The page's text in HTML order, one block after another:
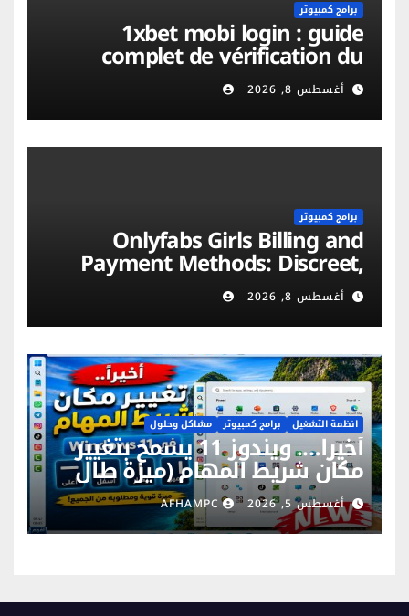
برامج كمبيوتر
1xbet mobi login : guide
complet de vérification du
compte et sécurité mobile
أغسطس 8, 2026
برامج كمبيوتر
Onlyfabs Girls Billing and
Payment Methods: Discreet,
Secure & Flexible Options
أغسطس 8, 2026
انظمة التشغيل برامج كمبيوتر مشاكل وحلول
أخيراً…. ويندوز 11 يسمح بتغيير
مكان شريط المهام (ميزة طال
انتظارها)
أغسطس 5, 2026 AFHAMPC